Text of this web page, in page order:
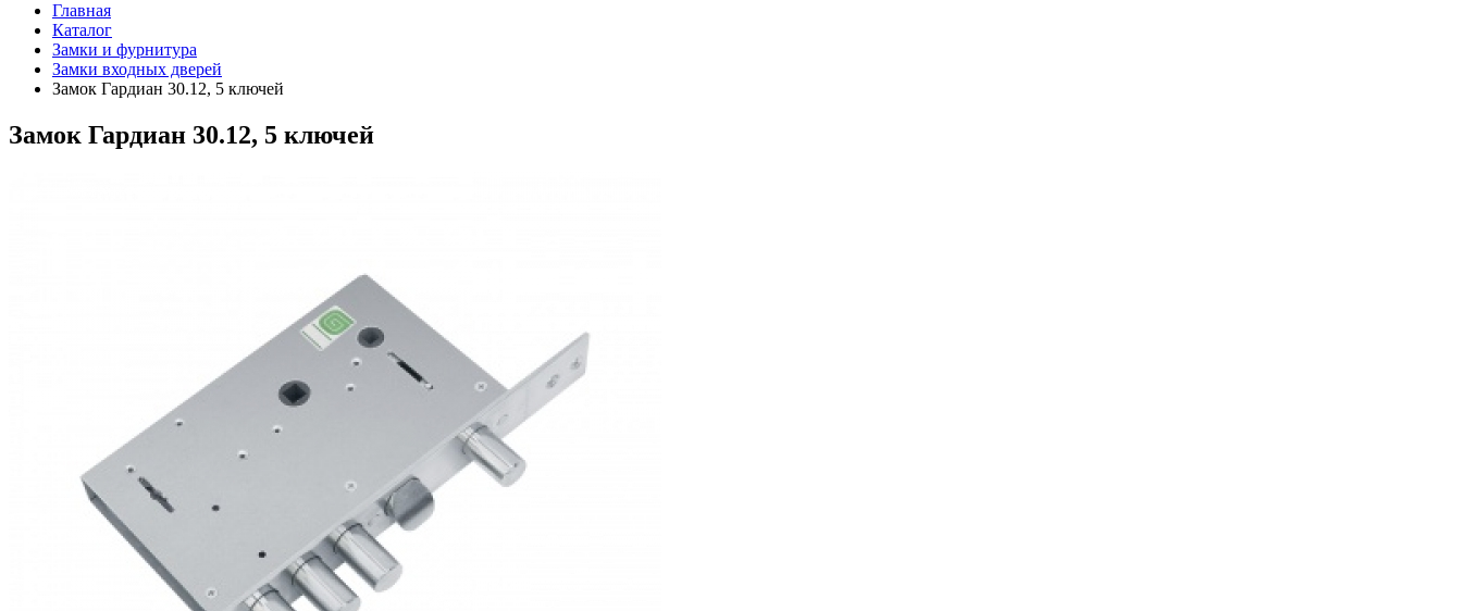
Главная
Каталог
Замки и фурнитура
Замки входных дверей
Замок Гардиан 30.12, 5 ключей
Замок Гардиан 30.12, 5 ключей